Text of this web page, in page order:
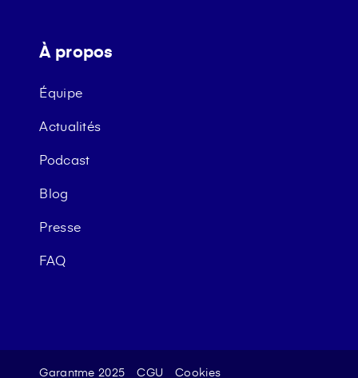
À propos
Équipe
Actualités
Podcast
Blog
Presse
FAQ
Garantme 2025 CGU Cookies